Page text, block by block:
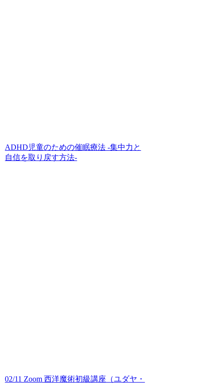
ADHD児童のための催眠療法 -集中力と
自信を取り戻す方法-
02/11 Zoom 西洋魔術初級講座（ユダヤ・